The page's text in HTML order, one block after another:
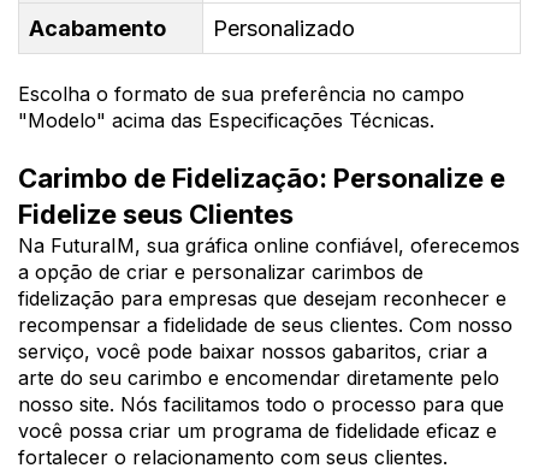
Acabamento Personalizado
Escolha o formato de sua preferência no campo
"Modelo" acima das Especificações Técnicas.
Carimbo de Fidelização: Personalize e
Fidelize seus Clientes
Na FuturaIM, sua gráfica online confiável, oferecemos
a opção de criar e personalizar carimbos de
fidelização para empresas que desejam reconhecer e
recompensar a fidelidade de seus clientes. Com nosso
serviço, você pode baixar nossos gabaritos, criar a
arte do seu carimbo e encomendar diretamente pelo
nosso site. Nós facilitamos todo o processo para que
você possa criar um programa de fidelidade eficaz e
fortalecer o relacionamento com seus clientes.